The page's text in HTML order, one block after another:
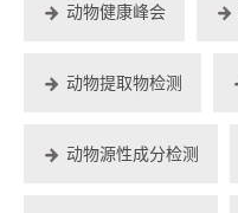
动物健康峰会
动物提取物检测
动物源性成分检测